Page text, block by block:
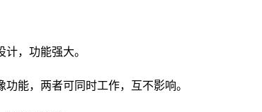
计，功能强大。
功能，两者可同时工作，互不影响。